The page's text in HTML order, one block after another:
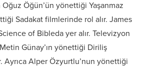
Oğuz Öğün’ün yönettiği Yaşanmaz
Sadakat filmlerinde rol alır. James
of Bibleda yer alır. Televizyon
Günay’ın yönettiği Diriliş
Ayrıca Alper Özyurtlu’nun yönettiği